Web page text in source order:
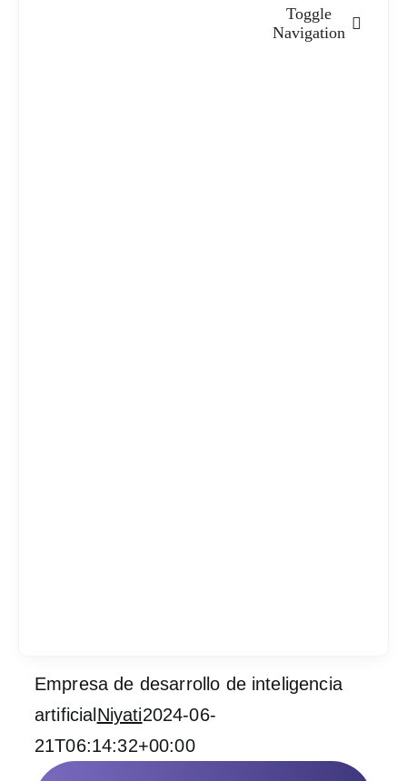
Toggle
Navigation
Services
Empresa de desarrollo de inteligencia
artificial Niyati2024-06-
21T06:14:32+00:00